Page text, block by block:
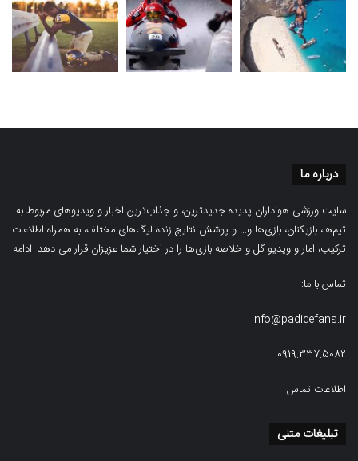
درباره ما
سایت ورزشی هواداران پدیده جدیدترین، و جذاب‌ترین اخبار و ویدیوهای مربوط به
تیم‌ها، بازیکنان، بازی‌ها و… و پوشش نتایج زنده لیگ‌های مختلف، به همراه اطلاعات
ترکیب، امار و ویدیو‌‌ گل‌ و خلاصه بازی‌ها را در اختیار شما عزیزان قرار می دهد. ادامه
تماس با ما:
info@padidefans.ir
0919.337.5082
اطلاعات تماس
تبلیغات متنی